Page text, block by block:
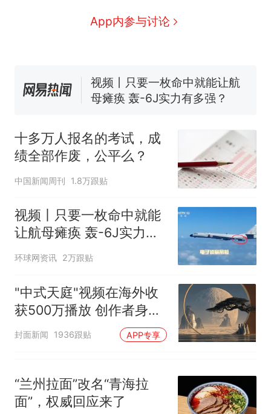
App内参与讨论
新 全球唯一没有法定首都的国
了……
视频丨只要一枚命中就能让航
母瘫痪 轰-6J实力有多强？
电力部门回应
台风"白海豚"登陆 中心附近最
大风力14级
热 十多万人报名的考试，成绩
十多万人报名的考试，成
绩全部作废，公平么？
中国新闻周刊 1.8万跟贴
视频丨只要一枚命中就能
让航母瘫痪 轰-6J实力有
多强？
环球网资讯 2万跟贴
"中式天庭"视频在海外收
获500万播放 创作者身份
披露
封面新闻 1936跟贴 APP专享
“兰州拉面”改名“青海拉
面”，权威回应来了